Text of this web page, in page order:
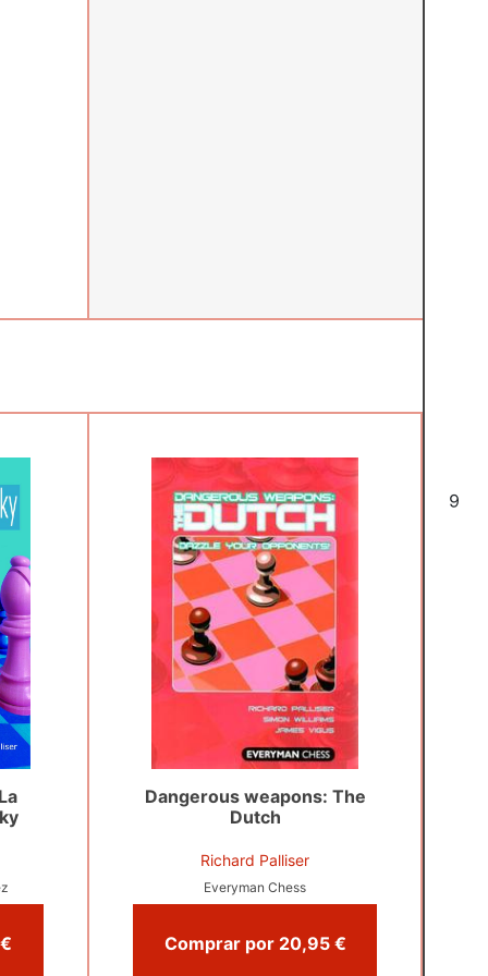
6
Comprar por 18,00 €
Dangerous weapons: The
Dutch
Richard Palliser
Everyman Chess
Comprar por 20,95 €